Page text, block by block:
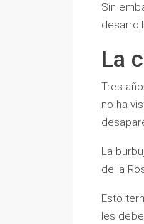
Sin
La
Tres
no ha
La
de la
Esto
les